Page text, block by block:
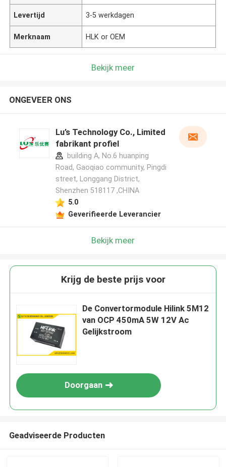
Levertijd 3-5 werkdagen
Merknaam HLK or OEM
Bekijk meer
ONGEVEER ONS
Lu’s Technology Co., Limited
fabrikant profiel
building A, No.6 huanping
Road, Gaoqiao community, Pingdi
street, Longgang District,
Shenzhen 518117 ,CHINA
5.0
Geverifieerde Leverancier
Bekijk meer
Krijg de beste prijs voor
De Convertormodule Hilink 5M12
van OCP 450mA 5W 12V Ac
Gelijkstroom
Doorgaan
Geadviseerde Producten